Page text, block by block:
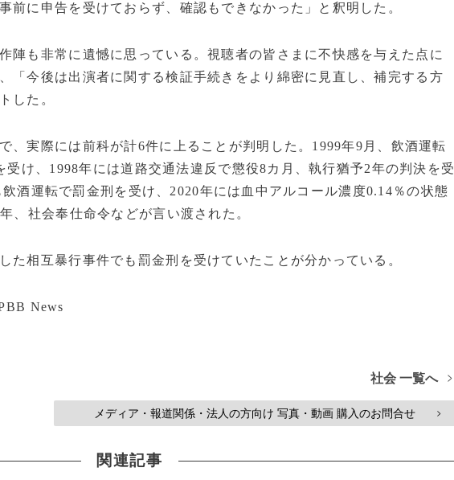
前に申告を受けておらず、確認もできなかった」と釈明した。
陣も非常に遺憾に思っている。視聴者の皆さまに不快感を与えた点に
「今後は出演者に関する検証手続きをより綿密に見直し、補完する方
した。
、実際には前科が計6件に上ることが判明した。1999年9月、飲酒運転
受け、1998年には道路交通法違反で懲役8カ月、執行猶予2年の判決を受
酒運転で罰金刑を受け、2020年には血中アルコール濃度0.14％の状態
、社会奉仕命令などが言い渡された。
た相互暴行事件でも罰金刑を受けていたことが分かっている。
News
社会 一覧へ >
メディア・報道関係・法人の方向け 写真・動画 購入のお問合せ >
関連記事